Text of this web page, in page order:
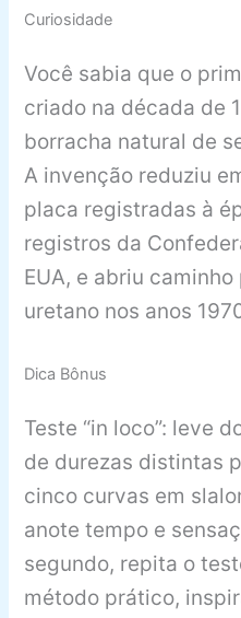
Curiosidade
Você sabia que o
criado na década de
borracha natural de
A invenção reduziu
placa registradas à
registros da
EUA, e abriu
uretano nos anos
Dica Bônus
Teste “in loco”: leve
de durezas distintas
cinco curvas em
anote tempo e
segundo, repita o
método prático,